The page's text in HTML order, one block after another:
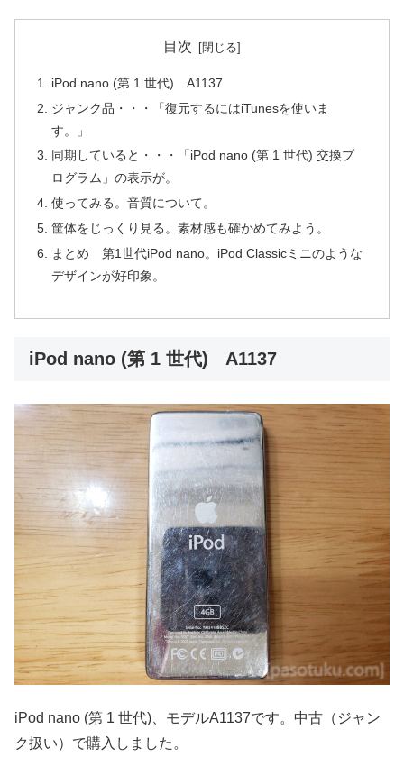
目次
iPod nano (第 1 世代) A1137
ジャンク品・・・「復元するにはiTunesを使いま
す。」
同期していると・・・「iPod nano (第 1 世代) 交換プ
ログラム」の表示が。
使ってみる。音質について。
筐体をじっくり見る。素材感も確かめてみよう。
まとめ 第1世代iPod nano。iPod Classicミニのような
デザインが好印象。
iPod nano (第 1 世代) A1137
iPod nano (第 1 世代)、モデルA1137です。中古（ジャン
ク扱い）で購入しました。